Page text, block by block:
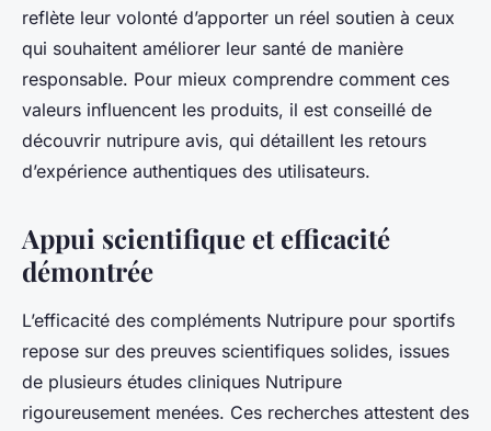
reflète leur volonté d’apporter un réel soutien à ceux
qui souhaitent améliorer leur santé de manière
responsable. Pour mieux comprendre comment ces
valeurs influencent les produits, il est conseillé de
découvrir nutripure avis, qui détaillent les retours
d’expérience authentiques des utilisateurs.
Appui scientifique et efficacité
démontrée
L’efficacité des compléments Nutripure pour sportifs
repose sur des preuves scientifiques solides, issues
de plusieurs études cliniques Nutripure
rigoureusement menées. Ces recherches attestent des